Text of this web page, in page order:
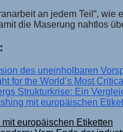
an jedem Teil“,
die Maserung nahtlos
des uneinholbaren
for the World’s Most
Strukturkrise: Ein
mit europäischen
europäischen Etiketten